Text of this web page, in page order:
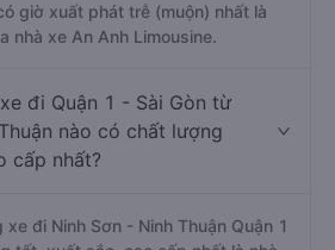
giờ xuất phát trễ (muộn) nhất là
nhà xe An Anh Limousine.
đi Quận 1 - Sài Gòn từ
nào có chất lượng
cấp nhất?
đi Ninh Sơn - Ninh Thuận Quận 1